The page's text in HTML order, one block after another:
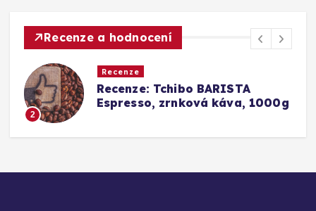
Recenze a hodnocení
3
Recenze
Srovnání a recenze: Tchibo
Barista Caffè Crema vs.